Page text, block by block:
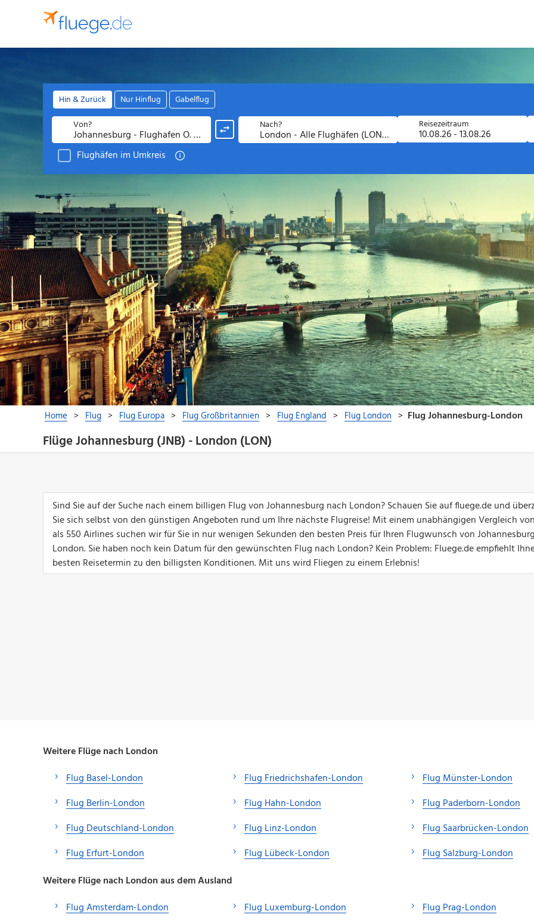
Flüge Johannesburg (JNB) - London (LON)
Sind Sie auf der Suche nach einem billigen Flug von Johannesburg nach London? Schauen Sie auf fluege.de und
Sie sich selbst von den günstigen Angeboten rund um Ihre nächste Flugreise! Mit einem unabhängigen Vergleich
als 550 Airlines suchen wir für Sie in nur wenigen Sekunden den besten Preis für Ihren Flugwunsch von
London. Sie haben noch kein Datum für den gewünschten Flug nach London? Kein Problem: Fluege.de empfiehlt
besten Reisetermin zu den billigsten Konditionen. Mit uns wird Fliegen zu einem Erlebnis!
Weitere Flüge nach London
Flug Basel-London
Flug Berlin-London
Flug Deutschland-London
Flug Erfurt-London
Flug Friedrichshafen-London
Flug Hahn-London
Flug Linz-London
Flug Lübeck-London
Flug Münster-London
Flug Paderborn-London
Flug Saarbrücken-London
Flug Salzburg-London
Weitere Flüge nach London aus dem Ausland
Flug Amsterdam-London
Flug Luxemburg-London
Flug Prag-London